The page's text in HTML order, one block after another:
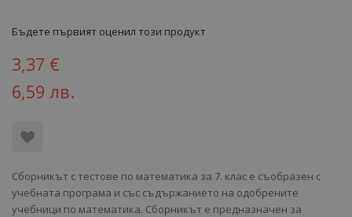
Бъдете първият оценил този продукт
3,37 €
6,59 лв.
Сборникът с тестове по математика за 7. клас е съобразен с
учебната програма и със съдържанието на одобрените
учебници по математика. Сборникът е предназначен за